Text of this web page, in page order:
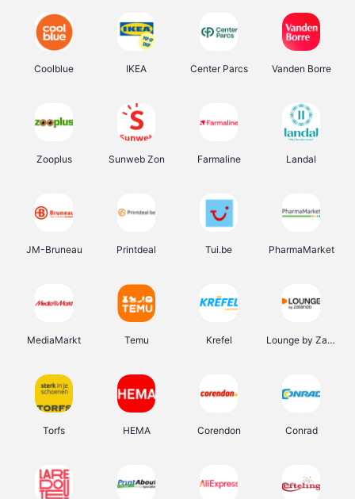
Coolblue IKEA Center Parcs Vanden Borre
Zooplus Sunweb Zon Farmaline Landal
JM-Bruneau Printdeal Tui.be PharmaMarket
MediaMarkt Temu Krefel Lounge by Zalando
Torfs HEMA Corendon Conrad